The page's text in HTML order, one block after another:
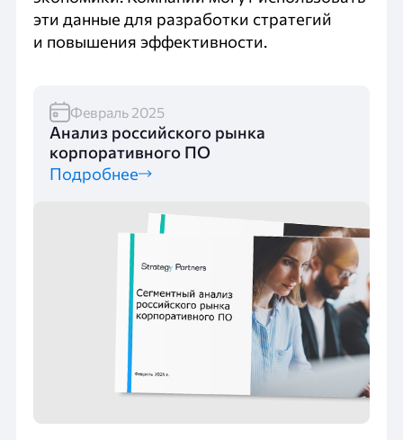
эти данные для разработки стратегий
и повышения эффективности.
Февраль 2025
Анализ российского рынка
корпоративного ПО
Подробнее